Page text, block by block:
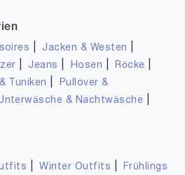
Jacken & Westen
Jeans Hosen Röcke
Tuniken
Pullover &
& Nachtwäsche
|Winter Outfits
Frühlings